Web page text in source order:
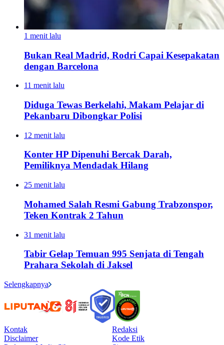
1 menit lalu
Bukan Real Madrid, Rodri Capai Kesepakatan
dengan Barcelona
11 menit lalu
Diduga Tewas Berkelahi, Makam Pelajar di
Pekanbaru Dibongkar Polisi
12 menit lalu
Konter HP Dipenuhi Bercak Darah,
Pemiliknya Mendadak Hilang
25 menit lalu
Mohamed Salah Resmi Gabung Trabzonspor,
Teken Kontrak 2 Tahun
31 menit lalu
Tabir Gelap Temuan 995 Senjata di Tengah
Prahara Sekolah di Jaksel
Selengkapnya
Kontak
Redaksi
Disclaimer
Kode Etik